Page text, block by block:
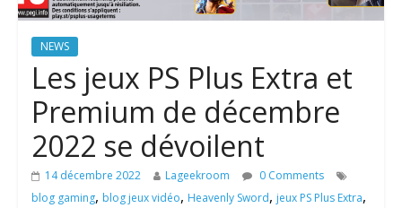
NEWS
Les jeux PS Plus Extra et
Premium de décembre
2022 se dévoilent
14 décembre 2022 Lageekroom
0 Comments
blog gaming, blog jeux vidéo, Heavenly Sword, jeux PS Plus Extra,